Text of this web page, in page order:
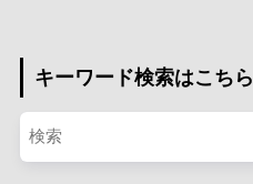
キーワード検索はこちら